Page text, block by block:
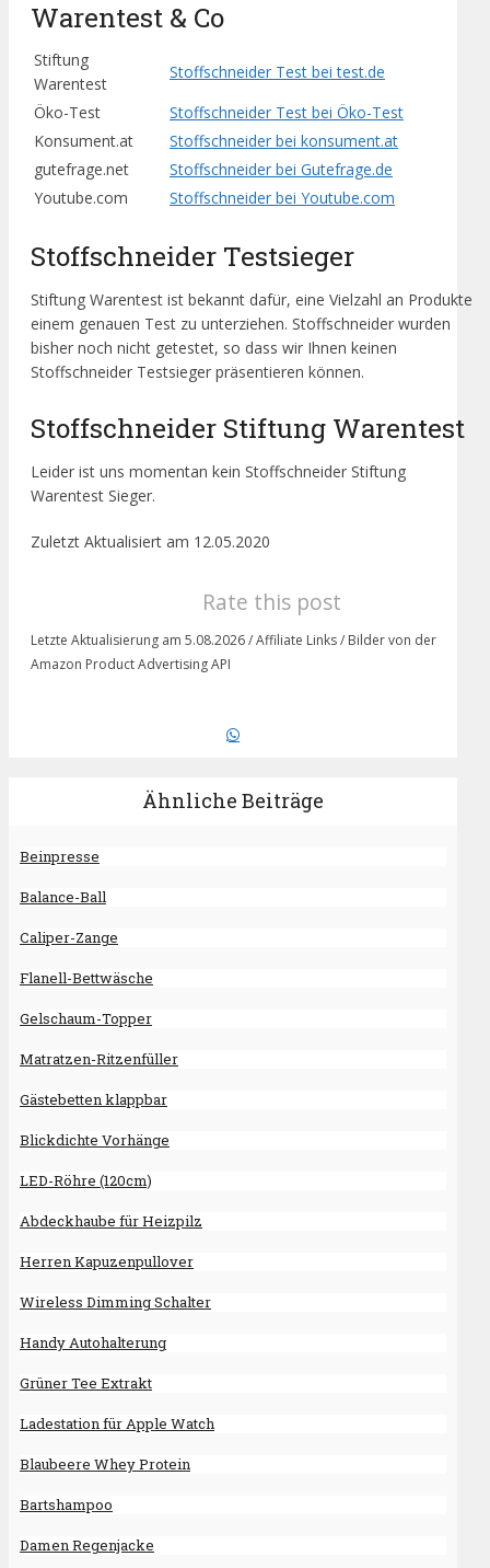
Warentest & Co
Stiftung
Warentest
Stoffschneider Test bei test.de
Öko-Test
Stoffschneider Test bei Öko-Test
Konsument.at
Stoffschneider bei konsument.at
gutefrage.net
Stoffschneider bei Gutefrage.de
Youtube.com
Stoffschneider bei Youtube.com
Stoffschneider Testsieger
Stiftung Warentest ist bekannt dafür, eine Vielzahl an Produkte
einem genauen Test zu unterziehen. Stoffschneider wurden
bisher noch nicht getestet, so dass wir Ihnen keinen
Stoffschneider Testsieger präsentieren können.
Stoffschneider Stiftung Warentest
Leider ist uns momentan kein Stoffschneider Stiftung
Warentest Sieger.
Zuletzt Aktualisiert am 12.05.2020
Rate this post
Letzte Aktualisierung am 5.08.2026 / Affiliate Links / Bilder von der
Amazon Product Advertising API
Ähnliche Beiträge
Beinpresse
Balance-Ball
Caliper-Zange
Flanell-Bettwäsche
Gelschaum-Topper
Matratzen-Ritzenfüller
Gästebetten klappbar
Blickdichte Vorhänge
LED-Röhre (120cm)
Abdeckhaube für Heizpilz
Herren Kapuzenpullover
Wireless Dimming Schalter
Handy Autohalterung
Grüner Tee Extrakt
Ladestation für Apple Watch
Blaubeere Whey Protein
Bartshampoo
Damen Regenjacke